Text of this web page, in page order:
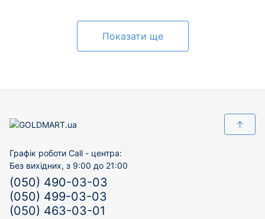
Показати ще
↑
Графік роботи Call - центра:
Без вихідних, з 9:00 до 21:00
(050) 490-03-03
(050) 499-03-03
(050) 463-03-01